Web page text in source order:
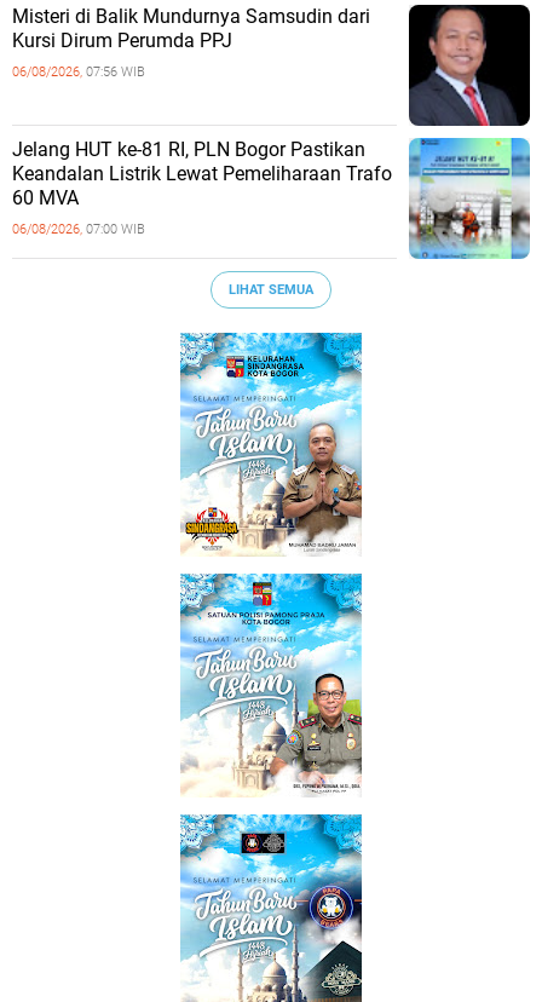
Misteri di Balik Mundurnya Samsudin dari
Kursi Dirum Perumda PPJ
06/08/2026, 07:56 WIB
Jelang HUT ke-81 RI, PLN Bogor Pastikan
Keandalan Listrik Lewat Pemeliharaan Trafo
60 MVA
06/08/2026, 07:00 WIB
LIHAT SEMUA